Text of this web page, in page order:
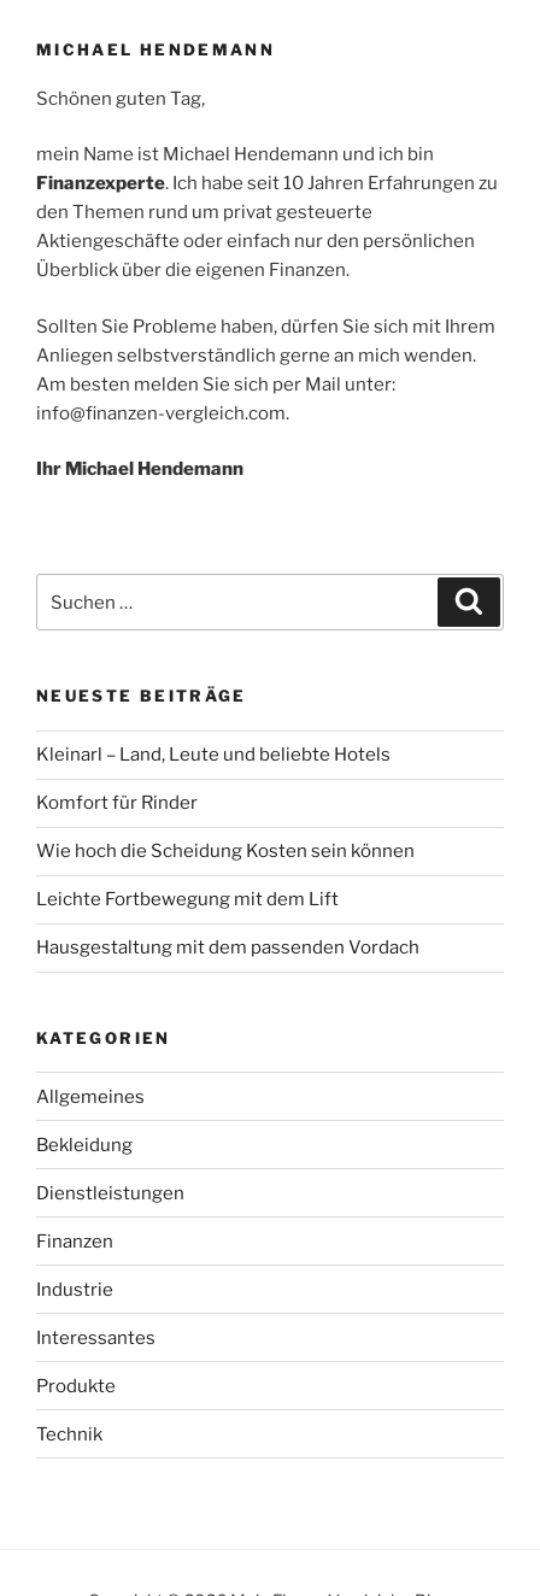
MICHAEL HENDEMANN
Schönen guten Tag,
mein Name ist Michael Hendemann und ich bin
Finanzexperte. Ich habe seit 10 Jahren Erfahrungen zu
den Themen rund um privat gesteuerte
Aktiengeschäfte oder einfach nur den persönlichen
Überblick über die eigenen Finanzen.
Sollten Sie Probleme haben, dürfen Sie sich mit Ihrem
Anliegen selbstverständlich gerne an mich wenden.
Am besten melden Sie sich per Mail unter:
info@finanzen-vergleich.com.
Ihr Michael Hendemann
nach:
NEUESTE BEITRÄGE
Kleinarl – Land, Leute und beliebte Hotels
Komfort für Rinder
Wie hoch die Scheidung Kosten sein können
Leichte Fortbewegung mit dem Lift
Hausgestaltung mit dem passenden Vordach
KATEGORIEN
Allgemeines
Bekleidung
Dienstleistungen
Finanzen
Industrie
Interessantes
Produkte
Technik